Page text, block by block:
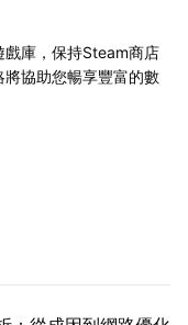
戲庫，保持Steam商店
協助您暢享豐富的數